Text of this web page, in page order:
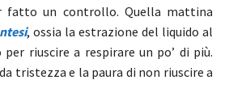
fatto un controllo. Quella mattina
, ossia la estrazione del liquido al
riuscire a respirare un po’ di più.
tristezza e la paura di non riuscire a